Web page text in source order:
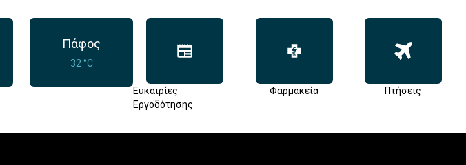
Πάφος
32 °C
Ευκαιρίες
Εργοδότησης
Φαρμακεία Πτήσεις